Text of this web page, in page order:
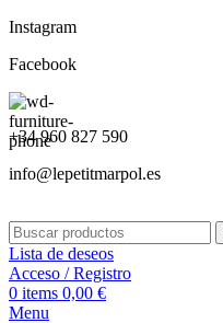
Instagram
Facebook
+34 960 827 590
info@lepetitmarpol.es
Lista de deseos
Acceso / Registro
0 items 0,00 €
Menu